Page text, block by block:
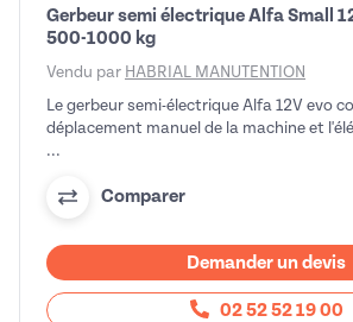
Gerbeur semi électrique Alfa Small
500-1000 kg
Vendu par HABRIAL MANUTENTION
Le gerbeur semi-électrique Alfa 12V evo
déplacement manuel de la machine et
...
Comparer
Demander un devis
02 52 52 19 00